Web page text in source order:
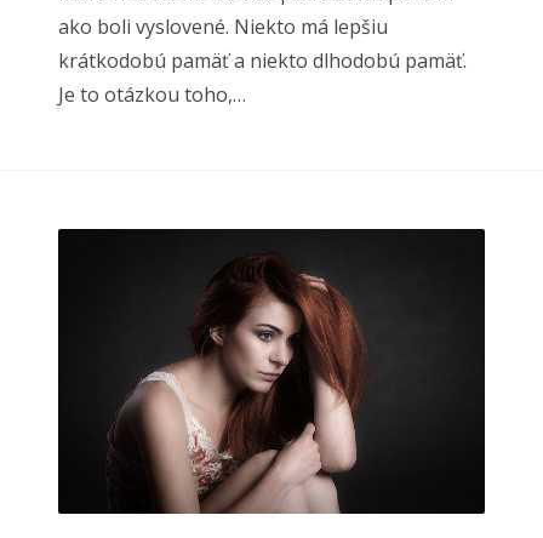
ako boli vyslovené. Niekto má lepšiu
krátkodobú pamäť a niekto dlhodobú pamäť.
Je to otázkou toho,…